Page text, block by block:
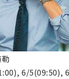
6/5(09:50),